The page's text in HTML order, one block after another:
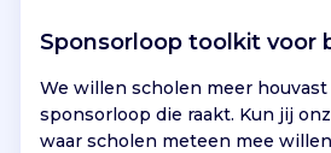
Sponsorloop toolkit voor
We willen scholen meer
sponsorloop die raakt. Kun jij
waar scholen meteen mee